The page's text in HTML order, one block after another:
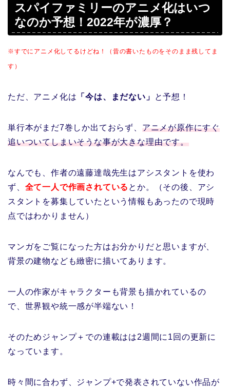
スパイファミリーのアニメ化はいつ
なのか予想！2022年が濃厚？
※すでにアニメ化してるけどね！（昔の書いたものをそのまま残してま
す）
ただ、アニメ化は 「今は、まだない」 と予想！
単行本がまだ7巻しか出ておらず、 アニメが原作にすぐ
追いついてしまいそうな事が大きな理由です。
なんでも、作者の遠藤達哉先生はアシスタントを使わ
ず、 全て一人で作画されている とか。（その後、アシ
スタントを募集していたという情報もあったので現時
点ではわかりません）
マンガをご覧になった方はお分かりだと思いますが、
背景の建物なども緻密に描いてあります。
一人の作家がキャラクターも背景も描かれているの
で、世界観や統一感が半端ない！
そのためジャンプ＋での連載はは2週間に1回の更新に
なっています。
時々間に合わず、ジャンプ+で発表されていない作品が